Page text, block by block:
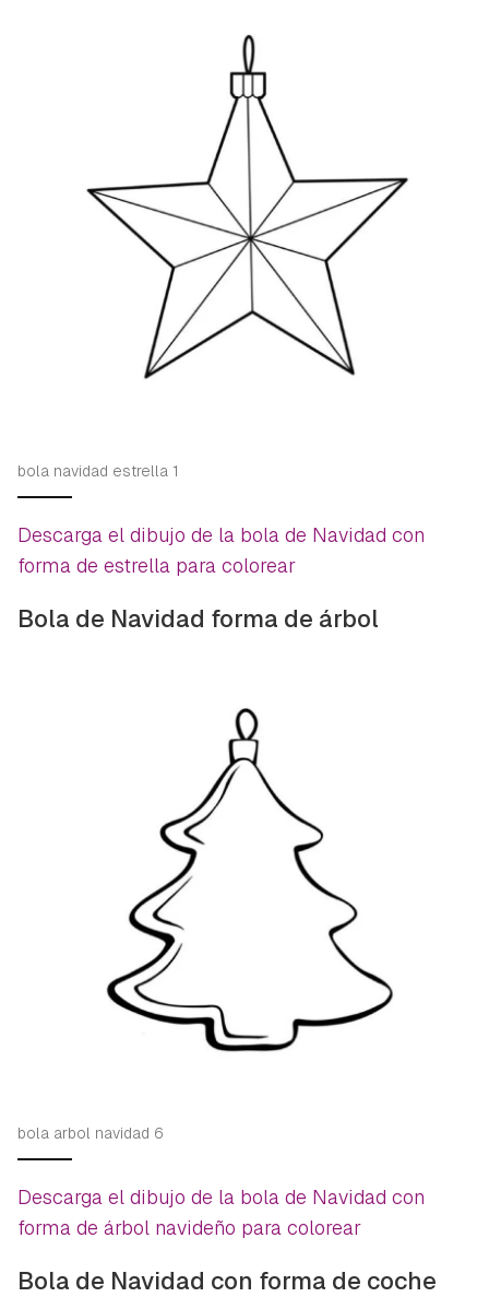
bola navidad estrella 1
Descarga el dibujo de la bola de Navidad con
forma de estrella para colorear
Bola de Navidad forma de árbol
bola arbol navidad 6
Descarga el dibujo de la bola de Navidad con
forma de árbol navideño para colorear
Bola de Navidad con forma de coche